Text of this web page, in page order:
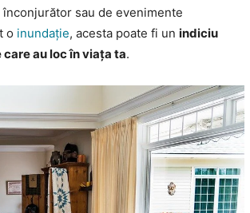
sau de evenimente
o inundație, acesta poate fi un indiciu
au loc în viața ta.